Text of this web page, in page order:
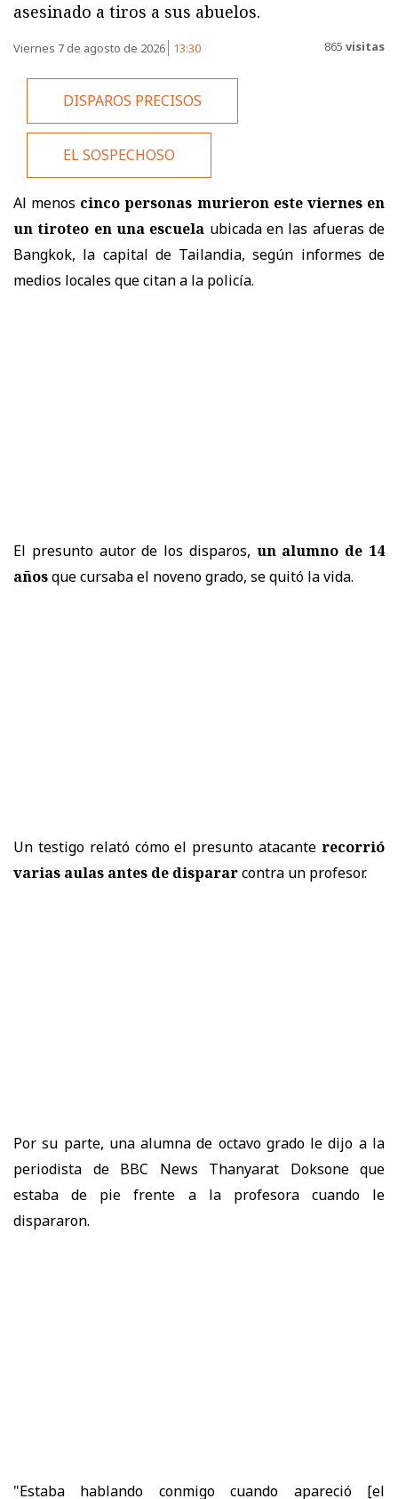
asesinado a tiros a sus abuelos.
Viernes 7 de agosto de 2026 13:30 865 visitas
DISPAROS PRECISOS
EL SOSPECHOSO
Al menos cinco personas murieron este viernes en
un tiroteo en una escuela ubicada en las afueras de
Bangkok, la capital de Tailandia, según informes de
medios locales que citan a la policía.
El presunto autor de los disparos, un alumno de 14
añosque cursaba el noveno grado, se quitó la vida.
Un testigo relató cómo el presunto atacante recorrió
varias aulas antes de dispararcontra un profesor.
Por su parte, una alumna de octavo grado le dijo a la
periodista de BBC News Thanyarat Doksone que
estaba de pie frente a la profesora cuando le
dispararon.
"Estaba hablando conmigo cuando apareció [el